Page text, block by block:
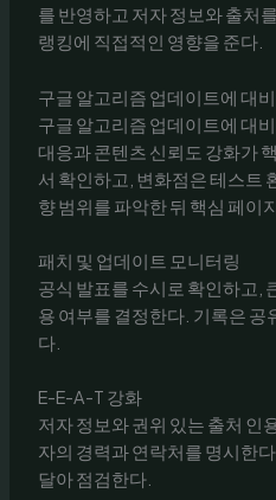
를 반영하고 저자 정보와 출처
랭킹에 직접적인 영향을 준다.
구글 알고리즘 업데이트에 대
구글 알고리즘 업데이트에 대
대응과 콘텐츠 신뢰도 강화가
서 확인하고, 변화점은 테스트
향 범위를 파악한 뒤 핵심 페이
패치 및 업데이트 모니터링
공식 발표를 수시로 확인하고,
용 여부를 결정한다. 기록은 공
다.
E-E-A-T 강화
저자 정보와 권위 있는 출처 인
자의 경력과 연락처를 명시한
달아 점검한다.